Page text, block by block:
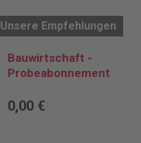
Unsere Empfehlungen
Bauwirtschaft -
Probeabonnement
0,00 €